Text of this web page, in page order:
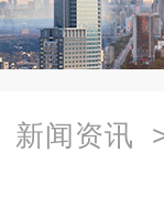
新闻资讯